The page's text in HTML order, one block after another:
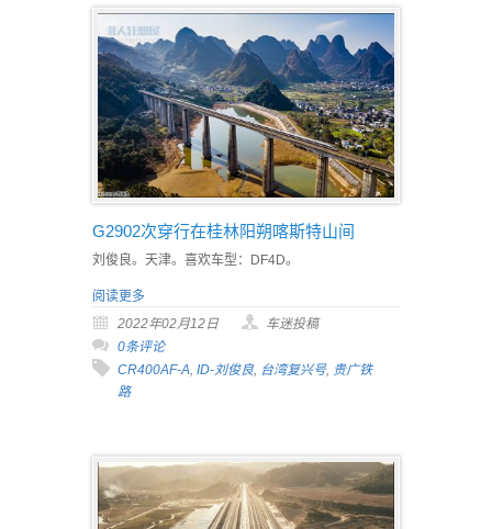
G2902次穿行在桂林阳朔喀斯特山间
刘俊良。天津。喜欢车型：DF4D。
阅读更多
2022年02月12日
车迷投稿
0条评论
CR400AF-A ID-刘俊良 台湾复兴号, 贵广铁
路